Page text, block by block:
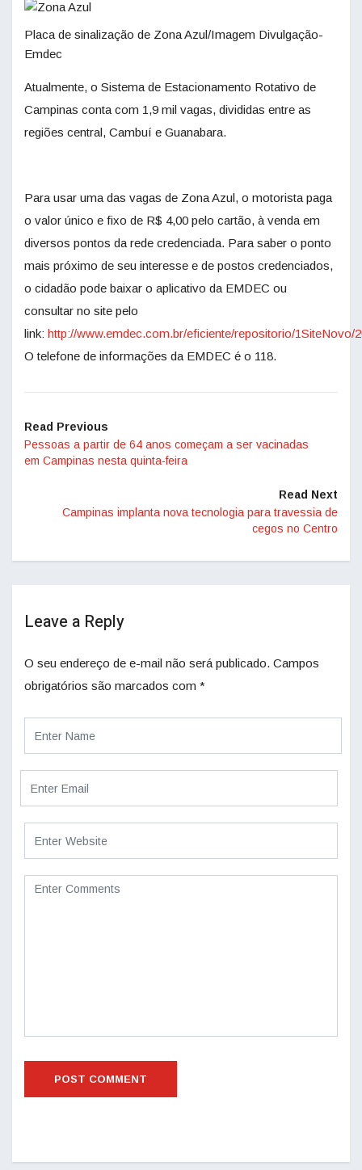
Placa de sinalização de Zona Azul/Imagem Divulgação-
Emdec
Atualmente, o Sistema de Estacionamento Rotativo de
Campinas conta com 1,9 mil vagas, divididas entre as
regiões central, Cambuí e Guanabara.
Para usar uma das vagas de Zona Azul, o motorista paga
o valor único e fixo de R$ 4,00 pelo cartão, à venda em
diversos pontos da rede credenciada. Para saber o ponto
mais próximo de seu interesse e de postos credenciados,
o cidadão pode baixar o aplicativo da EMDEC ou
consultar no site pelo
link: http://www.emdec.com.br/eficiente/repositorio/1SiteNovo/
O telefone de informações da EMDEC é o 118.
Read Previous
Pessoas a partir de 64 anos começam a ser vacinadas
em Campinas nesta quinta-feira
Read Next
Campinas implanta nova tecnologia para travessia de
cegos no Centro
Leave a Reply
O seu endereço de e-mail não será publicado. Campos
obrigatórios são marcados com *